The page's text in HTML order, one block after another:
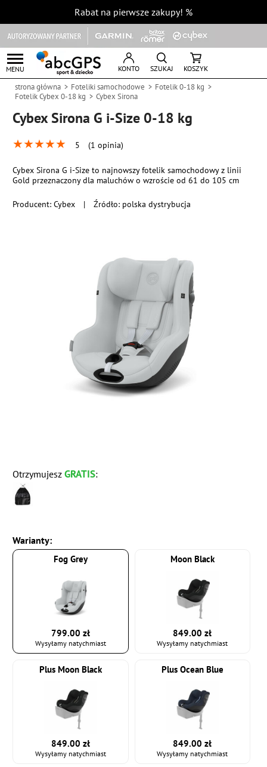
Rabat na pierwsze zakupy! %
MENU KONTO SZUKAJ KOSZYK
strona główna Foteliki samochodowe
Fotelik 0-18 kg
Fotelik Cybex 0-18 kg
Cybex Sirona
Cybex Sirona G i-Size 0-18 kg
★★★★★ 5 (1 opinia)
Producent:Cybex | Źródło: polska dystrybucja
Cybex Sirona G i-Size to najnowszy fotelik samochodowy z linii
Gold przeznaczony dla maluchów o wzroście od 61 do 105 cm
Warianty:
Fog Grey
799.00 zł
Wysyłamy natychmiast
Moon Black
849.00 zł
Wysyłamy natychmiast
Plus Moon Black
849.00 zł
Wysyłamy natychmiast
Plus Ocean Blue
849.00 zł
Wysyłamy natychmiast
OtrzymujeszGRATIS: